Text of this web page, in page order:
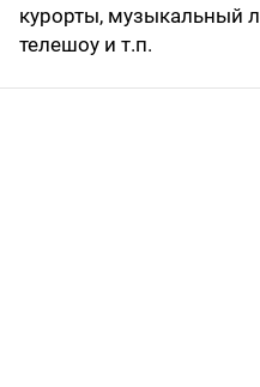
курорты, музыкальный
телешоу и т.п.